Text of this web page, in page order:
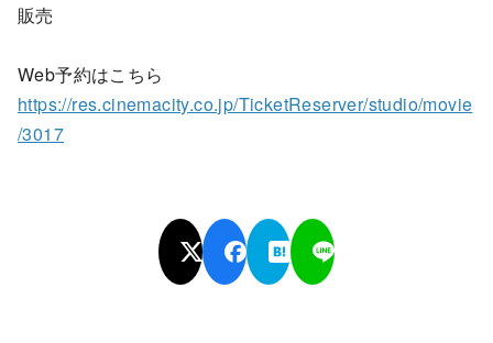
販売
Web予約はこちら
https://res.cinemacity.co.jp/TicketReserver/studio/movie
/3017